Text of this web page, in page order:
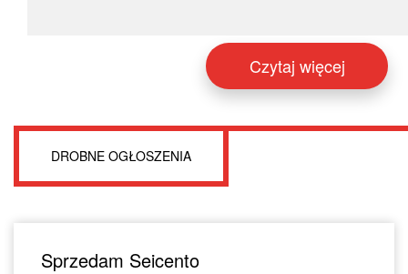
Czytaj więcej
DROBNE OGŁOSZENIA
Sprzedam Seicento